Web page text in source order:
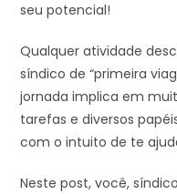
seu potencial!
Qualquer atividade
síndico de “primeira
jornada implica em
tarefas e diversos
com o intuito de te
Neste post, você,